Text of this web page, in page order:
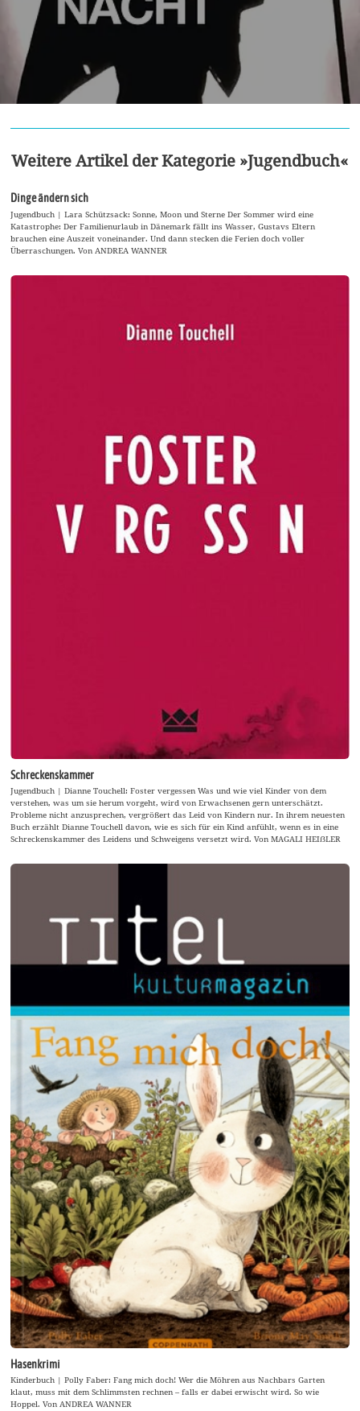
Weitere Artikel der Kategorie »Jugendbuch«
Dinge ändern sich
Jugendbuch | Lara Schützsack: Sonne, Moon und Sterne Der Sommer wird eine
Katastrophe: Der Familienurlaub in Dänemark fällt ins Wasser, Gustavs Eltern
brauchen eine Auszeit voneinander. Und dann stecken die Ferien doch voller
Überraschungen. Von ANDREA WANNER
Schreckenskammer
Jugendbuch | Dianne Touchell: Foster vergessen Was und wie viel Kinder von dem
verstehen, was um sie herum vorgeht, wird von Erwachsenen gern unterschätzt.
Probleme nicht anzusprechen, vergrößert das Leid von Kindern nur. In ihrem neuesten
Buch erzählt Dianne Touchell davon, wie es sich für ein Kind anfühlt, wenn es in eine
Schreckenskammer des Leidens und Schweigens versetzt wird. Von MAGALI HEIẞLER
Hasenkrimi
Kinderbuch | Polly Faber: Fang mich doch! Wer die Möhren aus Nachbars Garten
klaut, muss mit dem Schlimmsten rechnen – falls er dabei erwischt wird. So wie
Hoppel. Von ANDREA WANNER